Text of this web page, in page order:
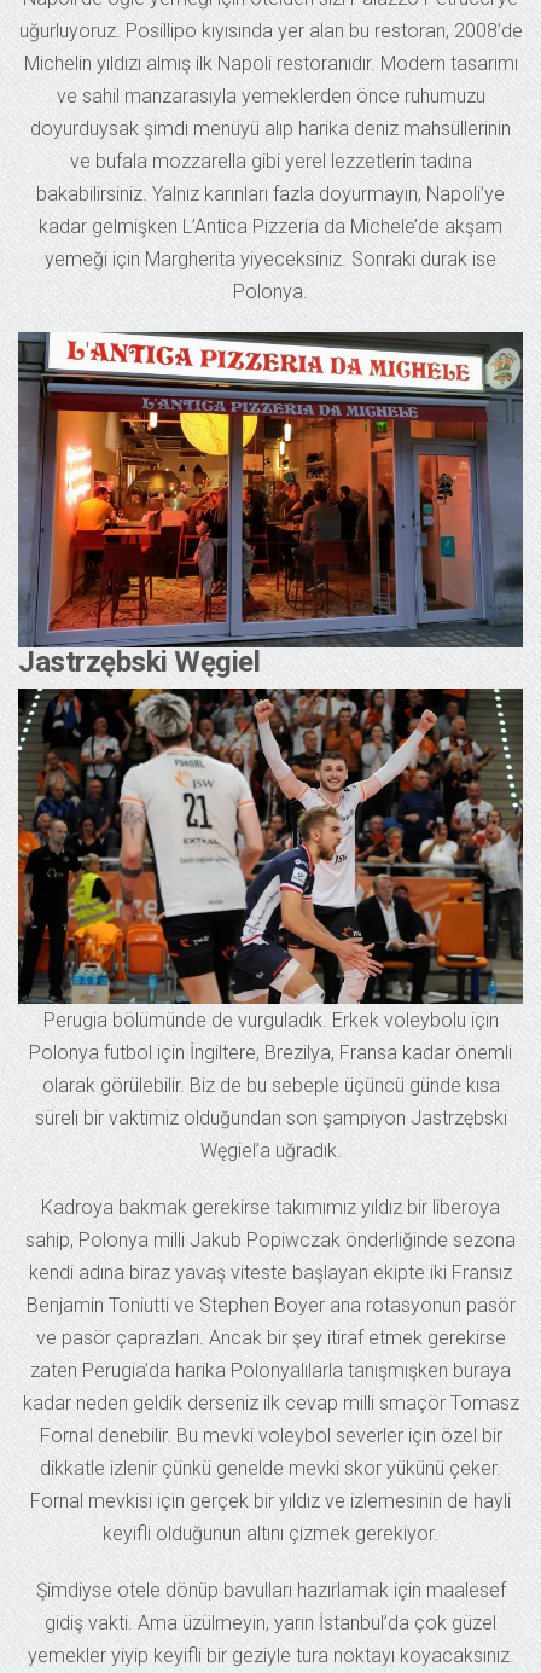
uğurluyoruz. Posillipo kıyısında yer alan bu restoran, 2008’de
Michelin yıldızı almış ilk Napoli restoranıdır. Modern tasarımı
ve sahil manzarasıyla yemeklerden önce ruhumuzu
doyurduysak şimdi menüyü alıp harika deniz mahsüllerinin
ve bufala mozzarella gibi yerel lezzetlerin tadına
bakabilirsiniz. Yalnız karınları fazla doyurmayın, Napoli’ye
kadar gelmişken L’Antica Pizzeria da Michele’de akşam
yemeği için Margherita yiyeceksiniz. Sonraki durak ise
Polonya.
Jastrzębski Węgiel
Perugia bölümünde de vurguladık. Erkek voleybolu için
Polonya futbol için İngiltere, Brezilya, Fransa kadar önemli
olarak görülebilir. Biz de bu sebeple üçüncü günde kısa
süreli bir vaktimiz olduğundan son şampiyon Jastrzębski
Węgiel’a uğradık.
Kadroya bakmak gerekirse takımımız yıldız bir liberoya
sahip, Polonya milli Jakub Popiwczak önderliğinde sezona
kendi adına biraz yavaş viteste başlayan ekipte iki Fransız
Benjamin Toniutti ve Stephen Boyer ana rotasyonun pasör
ve pasör çaprazları. Ancak bir şey itiraf etmek gerekirse
zaten Perugia’da harika Polonyalılarla tanışmışken buraya
kadar neden geldik derseniz ilk cevap milli smaçör Tomasz
Fornal denebilir. Bu mevki voleybol severler için özel bir
dikkatle izlenir çünkü genelde mevki skor yükünü çeker.
Fornal mevkisi için gerçek bir yıldız ve izlemesinin de hayli
keyifli olduğunun altını çizmek gerekiyor.
Şimdiyse otele dönüp bavulları hazırlamak için maalesef
gidiş vakti. Ama üzülmeyin, yarın İstanbul’da çok güzel
yemekler yiyip keyifli bir geziyle tura noktayı koyacaksınız.